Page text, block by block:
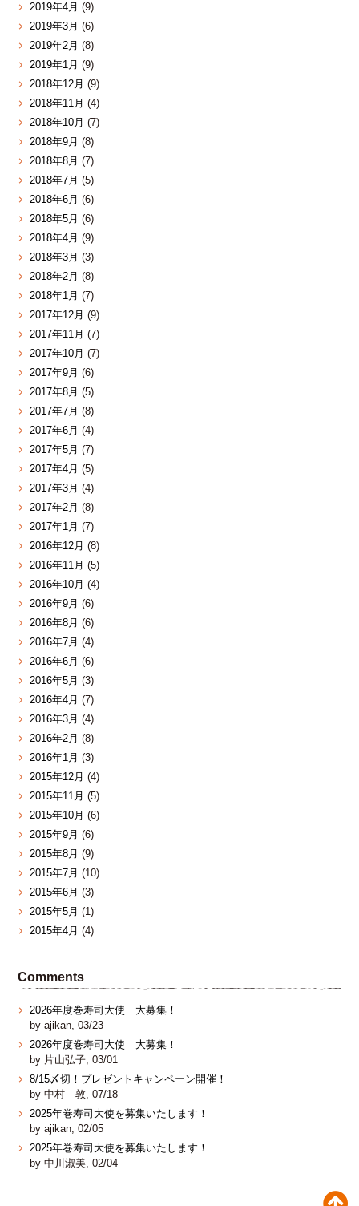
2019年4月 (9)
2019年3月 (6)
2019年2月 (8)
2019年1月 (9)
2018年12月 (9)
2018年11月 (4)
2018年10月 (7)
2018年9月 (8)
2018年8月 (7)
2018年7月 (5)
2018年6月 (6)
2018年5月 (6)
2018年4月 (9)
2018年3月 (3)
2018年2月 (8)
2018年1月 (7)
2017年12月 (9)
2017年11月 (7)
2017年10月 (7)
2017年9月 (6)
2017年8月 (5)
2017年7月 (8)
2017年6月 (4)
2017年5月 (7)
2017年4月 (5)
2017年3月 (4)
2017年2月 (8)
2017年1月 (7)
2016年12月 (8)
2016年11月 (5)
2016年10月 (4)
2016年9月 (6)
2016年8月 (6)
2016年7月 (4)
2016年6月 (6)
2016年5月 (3)
2016年4月 (7)
2016年3月 (4)
2016年2月 (8)
2016年1月 (3)
2015年12月 (4)
2015年11月 (5)
2015年10月 (6)
2015年9月 (6)
2015年8月 (9)
2015年7月 (10)
2015年6月 (3)
2015年5月 (1)
2015年4月 (4)
Comments
2026年度巻寿司大使 大募集！
by ajikan, 03/23
2026年度巻寿司大使 大募集！
by 片山弘子, 03/01
8/15〆切！プレゼントキャンペーン開催！
by 中村 敦, 07/18
2025年巻寿司大使を募集いたします！
by ajikan, 02/05
2025年巻寿司大使を募集いたします！
by 中川淑美, 02/04